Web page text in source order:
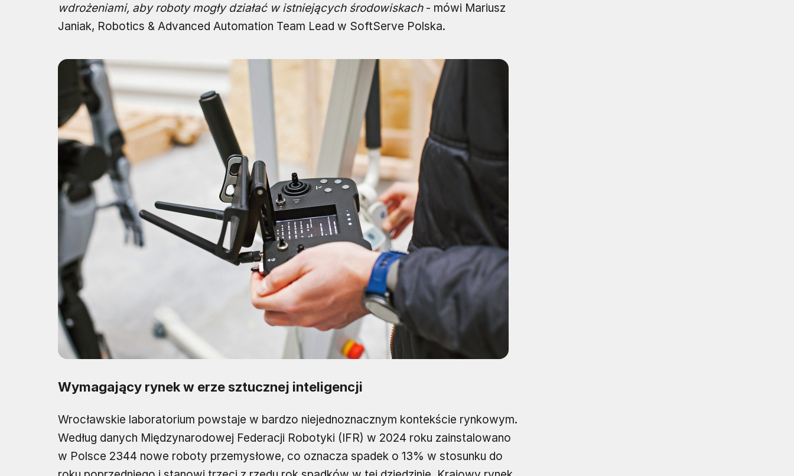
wdrożeniami, aby roboty mogły działać w istniejących środowiskach- mówi Mariusz
Janiak, Robotics & Advanced Automation Team Lead w SoftServe Polska.
Wymagający rynek w erze sztucznej inteligencji
Wrocławskie laboratorium powstaje w bardzo niejednoznacznym kontekście rynkowym.
Według danych Międzynarodowej Federacji Robotyki (IFR) w 2024 roku zainstalowano
w Polsce 2344 nowe roboty przemysłowe, co oznacza spadek o 13% w stosunku do